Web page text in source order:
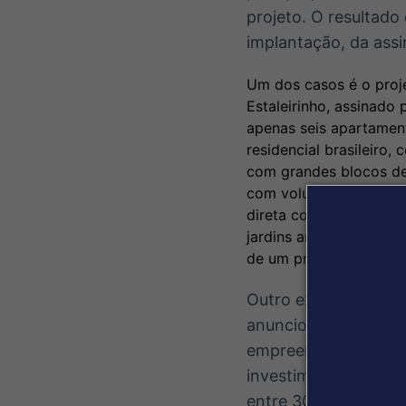
projeto. O resultado
implantação, da
Um dos casos é o
Estaleirinho, assinado
apenas seis
residencial brasileiro,
com grandes blocos
com volumes
direta com a restinga.
jardins amplos,
de um projeto que se
Outro exemplo vem
anunciou a
empreendimento
investimento
entre 300 m² e 450